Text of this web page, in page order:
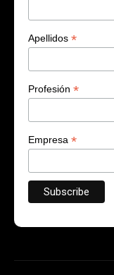
Apellidos *
Profesión *
Empresa *